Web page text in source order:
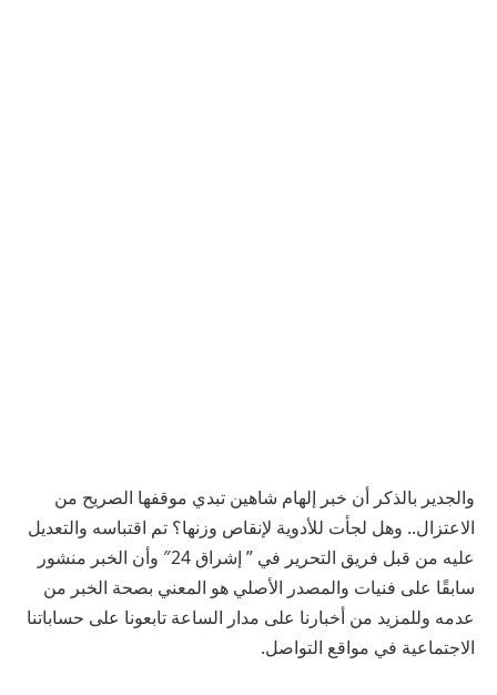
والجدير بالذكر أن خبر إلهام شاهين تبدي موقفها الصريح من
الاعتزال.. وهل لجأت للأدوية لإنقاص وزنها؟ تم اقتباسه والتعديل
عليه من قبل فريق التحرير في ” إشراق 24″ وأن الخبر منشور
سابقًا على فنيات والمصدر الأصلي هو المعني بصحة الخبر من
عدمه وللمزيد من أخبارنا على مدار الساعة تابعونا على حساباتنا
الاجتماعية في مواقع التواصل.